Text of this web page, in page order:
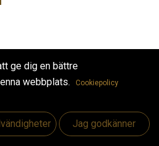
ge dig en bättre
webbplats.
Cookiepolicy
Jag godkänner